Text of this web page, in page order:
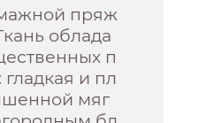
пряж
облада
п
и пл
мяг